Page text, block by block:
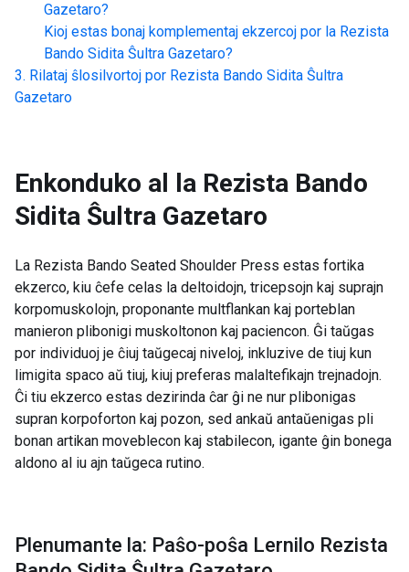
Gazetaro?
Kioj estas bonaj komplementaj ekzercoj por la Rezista
Bando Sidita Ŝultra Gazetaro?
Rilataj ŝlosilvortoj por Rezista Bando Sidita Ŝultra
Gazetaro
Enkonduko al la Rezista Bando
Sidita Ŝultra Gazetaro
La Rezista Bando Seated Shoulder Press estas fortika
ekzerco, kiu ĉefe celas la deltoidojn, tricepsojn kaj suprajn
korpomuskolojn, proponante multflankan kaj porteblan
manieron plibonigi muskoltonon kaj paciencon. Ĝi taŭgas
por individuoj je ĉiuj taŭgecaj niveloj, inkluzive de tiuj kun
limigita spaco aŭ tiuj, kiuj preferas malaltefikajn trejnadojn.
Ĉi tiu ekzerco estas dezirinda ĉar ĝi ne nur plibonigas
supran korpoforton kaj pozon, sed ankaŭ antaŭenigas pli
bonan artikan moveblecon kaj stabilecon, igante ĝin bonega
aldono al iu ajn taŭgeca rutino.
Plenumante la: Paŝo-poŝa Lernilo Rezista